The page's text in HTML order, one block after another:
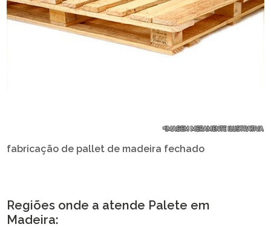
fabricação de pallet de madeira fechado
Regiões onde a atende Palete em
Madeira: